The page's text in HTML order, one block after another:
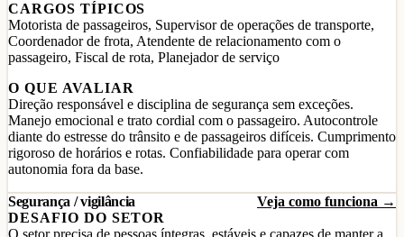
CARGOS TÍPICOS
Motorista de passageiros, Supervisor de operações de transporte,
Coordenador de frota, Atendente de relacionamento com o
passageiro, Fiscal de rota, Planejador de serviço
O QUE AVALIAR
Direção responsável e disciplina de segurança sem exceções.
Manejo emocional e trato cordial com o passageiro. Autocontrole
diante do estresse do trânsito e de passageiros difíceis. Cumprimento
rigoroso de horários e rotas. Confiabilidade para operar com
autonomia fora da base.
Segurança / vigilância
Veja como funciona →
DESAFIO DO SETOR
O setor precisa de pessoas íntegras, estáveis e capazes de manter a